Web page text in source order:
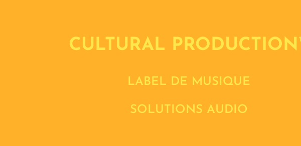
CULTURAL
LABEL DE MUSIQUE
SOLUTIONS AUDIO